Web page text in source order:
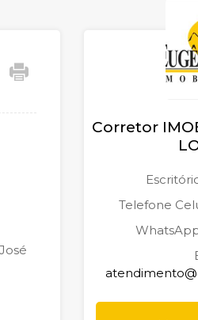
Corretor
Telefone